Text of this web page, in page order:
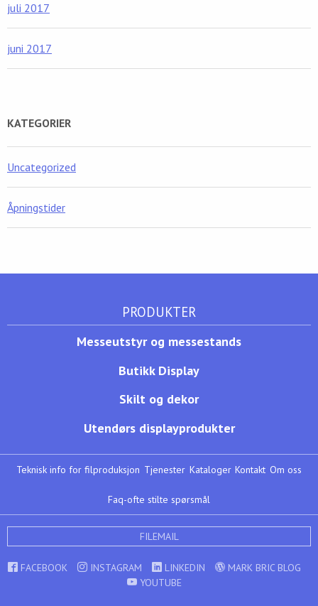
juli 2017
juni 2017
KATEGORIER
Uncategorized
Åpningstider
PRODUKTER
Messeutstyr og messestands
Butikk Display
Skilt og dekor
Utendørs displayprodukter
Teknisk info for filproduksjon Tjenester Kataloger Kontakt Om oss
Faq-ofte stilte spørsmål
FILEMAIL
FACEBOOK INSTAGRAM LINKEDIN
MARK BRIC BLOG
YOUTUBE